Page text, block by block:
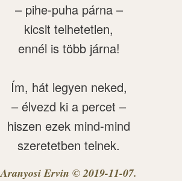
– pihe-puha párna –
kicsit telhetetlen,
ennél is több járna!
Ím, hát legyen neked,
– élvezd ki a percet –
hiszen ezek mind-mind
szeretetben telnek.
Aranyosi Ervin © 2019-11-07.